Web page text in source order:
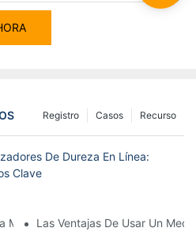
Recurso
Casos
Registro
De Dureza En Línea:
Clave
Mantener Su Analizador De
Las Ventajas De Usar Un